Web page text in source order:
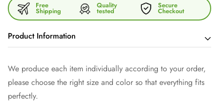
Free
Shipping
Quality
tested
Secure
Checkout
Product Information
Entdecke unser einzigartiges Handtuch, das sowohl in deinem
stilvollen Badezimmer als auch im Urlaub ein echter
Hingucker ist! Es verleiht jedem Raum und jedem
We produce each item individually according to your order,
please choose the right size and color so that everything fits
perfectly.